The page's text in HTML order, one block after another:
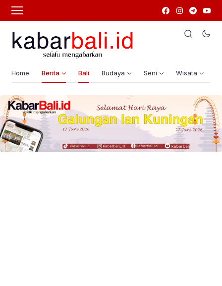
Home Berita Bali Budaya Seni Wisata